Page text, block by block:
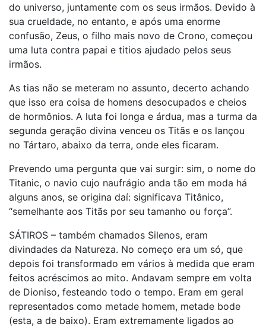
do universo, juntamente com os seus irmãos. Devido à
sua crueldade, no entanto, e após uma enorme
confusão, Zeus, o filho mais novo de Crono, começou
uma luta contra papai e titios ajudado pelos seus
irmãos.
As tias não se meteram no assunto, decerto achando
que isso era coisa de homens desocupados e cheios
de hormônios. A luta foi longa e árdua, mas a turma da
segunda geração divina venceu os Titãs e os lançou
no Tártaro, abaixo da terra, onde eles ficaram.
Prevendo uma pergunta que vai surgir: sim, o nome do
Titanic, o navio cujo naufrágio anda tão em moda há
alguns anos, se origina daí: significava Titânico,
“semelhante aos Titãs por seu tamanho ou força”.
SÁTIROS – também chamados Silenos, eram
divindades da Natureza. No começo era um só, que
depois foi transformado em vários à medida que eram
feitos acréscimos ao mito. Andavam sempre em volta
de Dioniso, festeando todo o tempo. Eram em geral
representados como metade homem, metade bode
(esta, a de baixo). Eram extremamente ligados ao